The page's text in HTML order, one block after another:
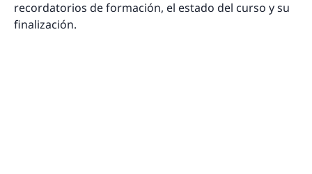
recordatorios de formación, el estado del curso y su
finalización.